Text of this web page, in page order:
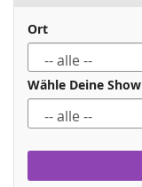
Ort
Wähle Deine Show